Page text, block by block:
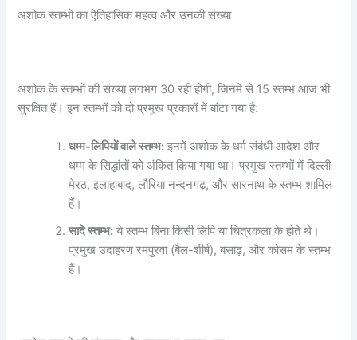
अशोक स्तम्भों का ऐतिहासिक महत्व और उनकी संख्या
अशोक के स्तम्भों की संख्या लगभग 30 रही होगी, जिनमें से 15 स्तम्भ आज भी
सुरक्षित हैं। इन स्तम्भों को दो प्रमुख प्रकारों में बांटा गया है:
धम्म-लिपियों वाले स्तम्भ: इनमें अशोक के धर्म संबंधी आदेश और
धम्म के सिद्धांतों को अंकित किया गया था। प्रमुख स्तम्भों में दिल्ली-
मेरठ, इलाहाबाद, लौरिया नन्दनगढ़, और सारनाथ के स्तम्भ शामिल
हैं।
सादे स्तम्भ: ये स्तम्भ बिना किसी लिपि या चित्रकला के होते थे।
प्रमुख उदाहरण रमपुरवा (बैल-शीर्ष), बसाढ़, और कोसम के स्तम्भ
हैं।